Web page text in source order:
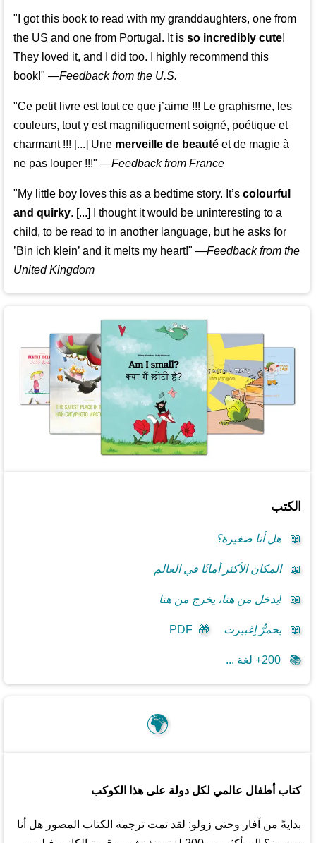
👩‍👩‍👧‍👧👨‍👩‍👧‍👧
"I got this book to read with my granddaughters, one from
the US and one from Portugal. It is so incredibly cute!
They loved it, and I did too. I highly recommend this
book!" —Feedback from the U.S.
"Ce petit livre est tout ce que j’aime !!! Le graphisme, les
couleurs, tout y est magnifiquement soigné, poétique et
charmant !!! [...] Une merveille de beautéet de magie à
ne pas louper !!!" —Feedback from France
"My little boy loves this as a bedtime story. It’s colourful
and quirky. [...] I thought it would be uninteresting to a
child, to be read to in another language, but he asks for
’Bin ich klein’ and it melts my heart!" —Feedback from the
United Kingdom
الكتب
📖 هل أنا صغيرة؟
📖 المكان الأكثر أمانًا في العالم
📖 !يدخل من هنا، يخرج من هنا
📖 يحمرُّ اِغبيرت 🎁
PDF
📚 200+ لغة ...
🌍
كتاب أطفال عالمي لكل دولة على هذا الكوكب
بدايةً من آفار وحتى زولو: لقد تمت ترجمة الكتاب المصور هل أنا